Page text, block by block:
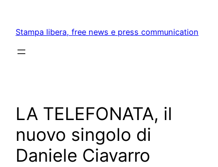
content
Stampa libera, free news e press communication
LA TELEFONATA, il
nuovo singolo di
Daniele Ciavarro